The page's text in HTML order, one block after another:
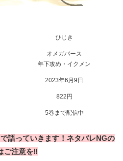
ひじき
オメガバース
年下攻め・イクメン
2023年6月9日
822円
5巻まで配信中
語っていきます！ネタバレNGの
ご注意を‼